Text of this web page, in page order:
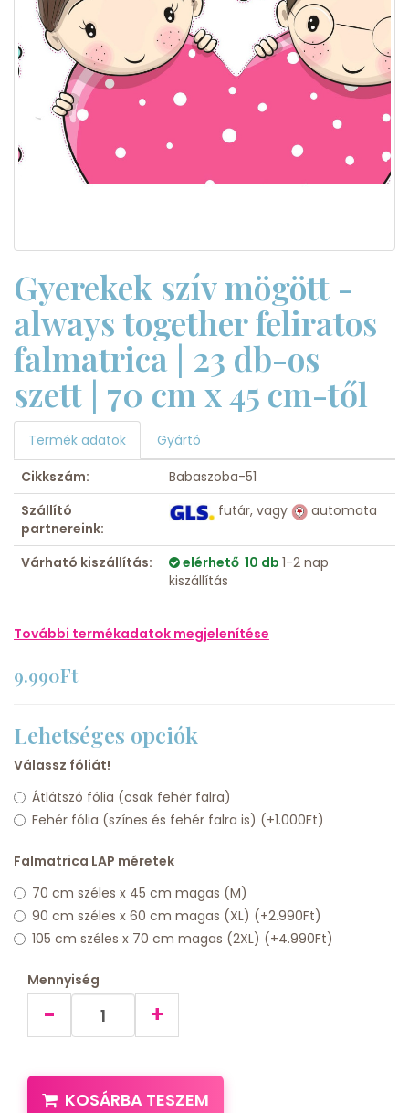
Gyerekek szív mögött -
always together feliratos
falmatrica | 23 db-os
szett | 70 cm x 45 cm-től
Termék adatok
Gyártó
Cikkszám:
Babaszoba-51
Szállító
partnereink:
futár, vagy automata
Várható kiszállítás: elérhető 10 db 1-2 nap
kiszállítás
További termékadatok megjelenítése
9.990Ft
Lehetséges opciók
Válassz fóliát!
Átlátszó fólia (csak fehér falra)
Fehér fólia (színes és fehér falra is) (+1.000Ft)
Falmatrica LAP méretek
70 cm széles x 45 cm magas (M)
90 cm széles x 60 cm magas (XL) (+2.990Ft)
105 cm széles x 70 cm magas (2XL) (+4.990Ft)
Mennyiség
- +
KOSÁRBA TESZEM